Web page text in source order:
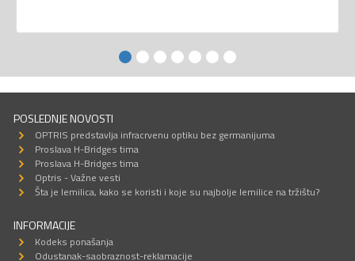
POSLEDNJE NOVOSTI
OPTRIS predstavlja infracrvenu optiku bez germanijuma
Proslava H-Bridges tima
Proslava H-Bridges tima
Optris - Važne vesti
Šta je lemilica, kako se koristi i koje su najbolje lemilice na tržištu?
INFORMACIJE
Kodeks ponašanja
Odustanak-saobraznost-reklamacije